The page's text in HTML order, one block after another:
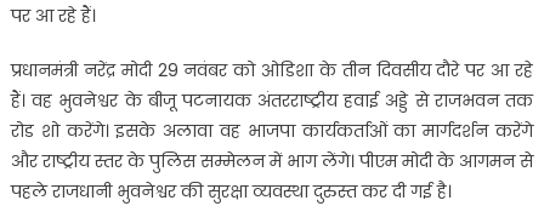
पर आ रहे हैं।
प्रधानमंत्री नरेंद्र मोदी 29 नवंबर को ओडिशा के तीन दिवसीय दौरे पर आ रहे
हैं। वह भुवनेश्वर के बीजू पटनायक अंतरराष्ट्रीय हवाई अड्डे से राजभवन तक
रोड शो करेंगे। इसके अलावा वह भाजपा कार्यकर्ताओं का मार्गदर्शन करेंगे
और राष्ट्रीय स्तर के पुलिस सम्मेलन में भाग लेंगे। पीएम मोदी के आगमन से
पहले राजधानी भुवनेश्वर की सुरक्षा व्यवस्था दुरुस्त कर दी गई है।